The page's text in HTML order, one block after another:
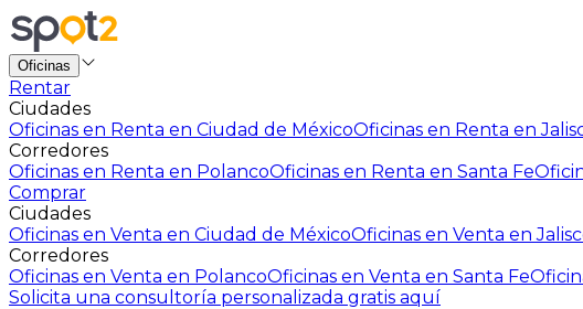
Oficinas
Rentar
Ciudades
Oficinas en Renta en Ciudad de MéxicoOficinas en Renta en
Corredores
Oficinas en Renta en PolancoOficinas en Renta en Santa Fe
Comprar
Ciudades
Oficinas en Venta en Ciudad de MéxicoOficinas en Venta en
Corredores
Oficinas en Venta en PolancoOficinas en Venta en Santa Fe
Solicita una consultoría personalizada gratis aquí